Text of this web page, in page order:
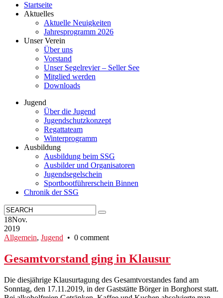
Startseite
Aktuelles
Aktuelle Neuigkeiten
Jahresprogramm 2026
Unser Verein
Über uns
Vorstand
Unser Segelrevier – Seller See
Mitglied werden
Downloads
Jugend
Über die Jugend
Jugendschutzkonzept
Regattateam
Winterprogramm
Ausbildung
Ausbildung beim SSG
Ausbilder und Organisatoren
Jugendsegelschein
Sportbootführerschein Binnen
Chronik der SSG
18Nov.
2019
Allgemein, Jugend • 0 comment
Gesamtvorstand ging in Klausur
Die diesjährige Klausurtagung des Gesamtvorstandes fand am
Sonntag, den 17.11.2019, in der Gaststätte Börger in Borghorst statt.